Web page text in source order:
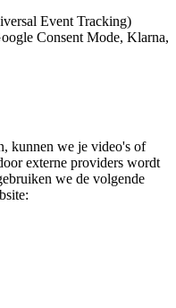
Event Tracking)
Consent Mode, Klarna,
kunnen we je video's of
externe providers wordt
we de volgende